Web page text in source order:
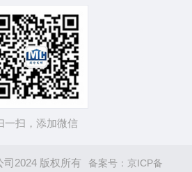
一扫，添加微信
2024 版权所有 备案号：京ICP备